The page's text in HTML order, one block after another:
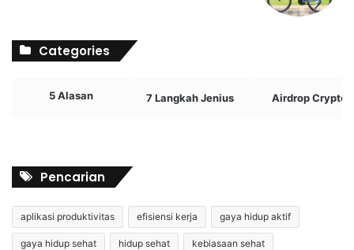
Categories
5 Alasan 7 Langkah Jenius Airdrop Crypto
Pencarian
aplikasi produktivitas efisiensi kerja gaya hidup aktif
gaya hidup sehat hidup sehat kebiasaan sehat